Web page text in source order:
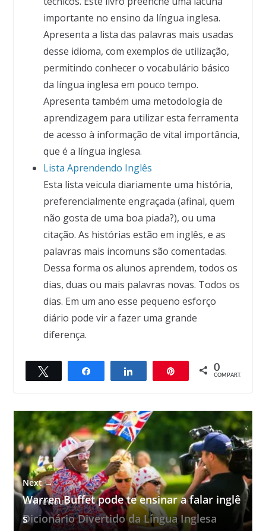
importante no ensino da língua inglesa.
Apresenta a lista das palavras mais usadas
desse idioma, com exemplos de utilização,
permitindo conhecer o vocabulário básico
da língua inglesa em pouco tempo.
Apresenta também uma metodologia de
aprendizagem para utilizar esta ferramenta
de acesso à informação de vital importância,
que é a língua inglesa.
Lista Aprendendo Inglês
Esta lista veicula diariamente uma história,
preferencialmente engraçada (afinal, quem
não gosta de uma boa piada?), ou uma
citação. As histórias estão em inglês, e as
palavras mais incomuns são comentadas.
Dessa forma os alunos aprendem, todos os
dias, duas ou mais palavras novas. Todos os
dias. Em um ano esse pequeno esforço
diário pode vir a fazer uma grande
diferença.
Compartilhar Compartilhar 0
COMPART.
← Previous
Dicionário Divertido da Língua Inglesa
Next →
Warren Buffet pode te ensinar a falar inglê
s